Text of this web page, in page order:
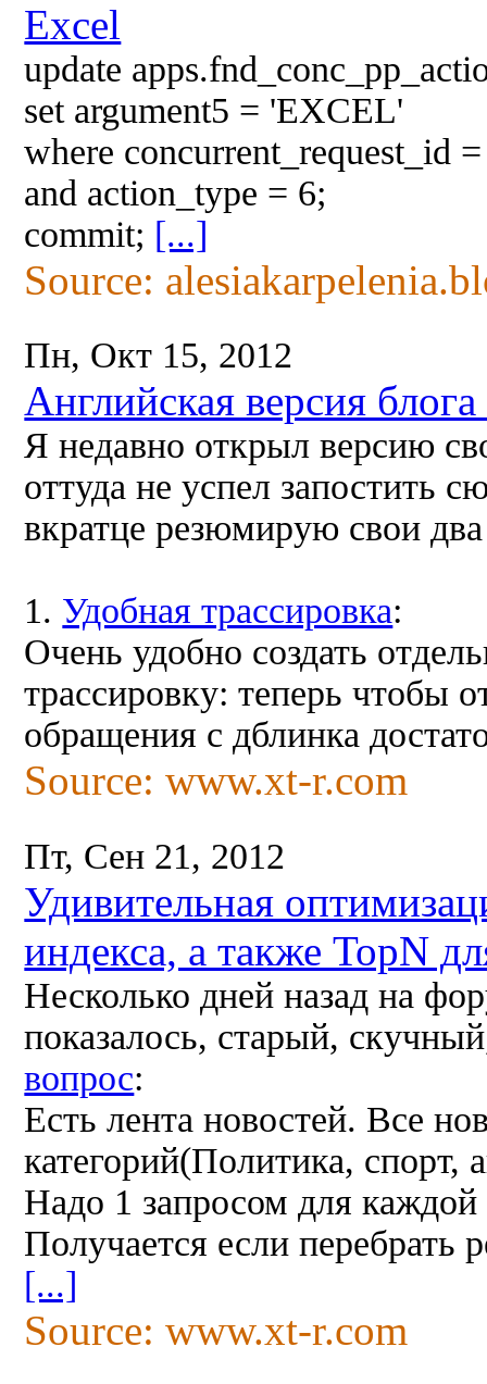
Excel
update
set argument5 = 'EXCEL'
where concurrent_request_id
and action_type = 6;
commit; [...]
Source:
Пн, Окт 15, 2012
Английская версия
Я недавно открыл версию
оттуда не успел запостить
вкратце резюмирую свои
1. Удобная трассировка:
Очень удобно создать
трассировку: теперь чтобы
обращения с дблинка
Source: www.xt-r.com
Пт, Сен 21, 2012
Удивительная
индекса, а также TopN
Несколько дней назад на
показалось, старый,
вопрос:
Есть лента новостей. Все
категорий(Политика, спорт,
Надо 1 запросом для каждой
Получается если перебрать
[...]
Source: www.xt-r.com